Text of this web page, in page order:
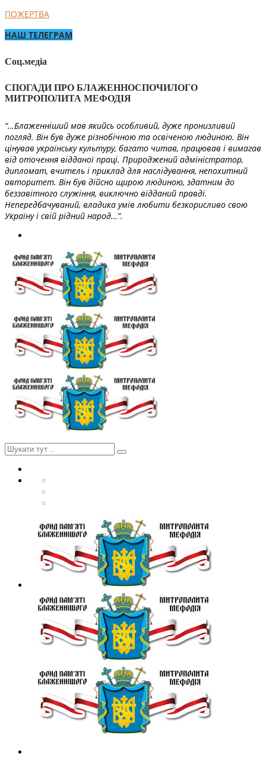
ПОЖЕРТВА
НАШ ТЕЛЕГРАМ
Соц.медіа
СПОГАДИ ПРО БЛАЖЕННОСПОЧИЛОГО
МИТРОПОЛИТА МЕФОДІЯ
“…Блаженніший мав якийсь особливий, дуже пронизливий
погляд. Він був дуже різнобічною та освіченою людиною. Він
цінував українську культуру, багато читав, працював і вимагав
від оточення відданої праці. Природжений адміністратор,
дипломат, вчитель і приклад для наслідування, непохитний
авторитет. Він був дійсно щирою людиною, здатним до
беззавітного служіння, виключно відданий правді.
Непередбачуваний, владика умів любити безкорисливо свою
Україну і свій рідний народ…”.